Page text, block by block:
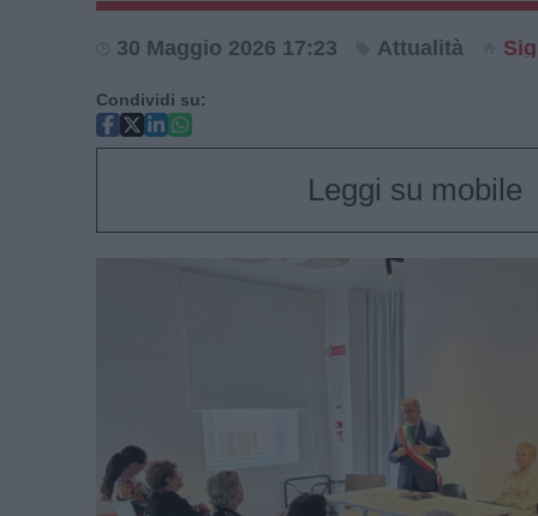
30 Maggio 2026 17:23 Attualità
Condividi su:
Leggi su mobile